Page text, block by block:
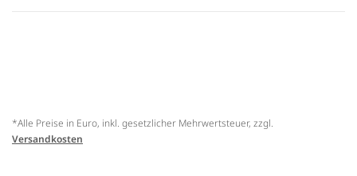
*Alle Preise in Euro, inkl. gesetzlicher Mehrwertsteuer, zzgl.
Versandkosten